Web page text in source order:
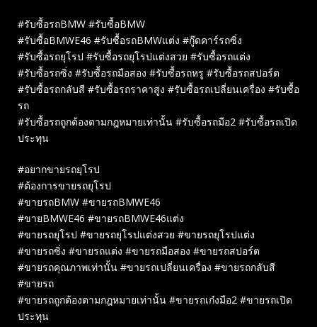
#รับซื้อรถBMW #รับซื้อBMW
#รับซื้อBMWE46 #รับซื้อรถBMWแต่ง #กู๊ดคาร์รถซิ่ง
#รับซื้อรถยุโรป #รับซื้อรถยุโรปแต่งสวย #รับซื้อรถแต่ง
#รับซื้อรถซิ่ง #รับซื้อรถมือสอง #รับซื้อรถหรู #รับซื้อรถสปอร์ต
#รับซื้อรถกลับสี #รับซื้อรถราคาสูง #รับซื้อรถเปลี่ยนเครื่อง #รับซื้อ
รถ
#รับซื้อรถถูกต้องตามกฎหมายเท่านั้น #รับซื้อรถมือ2 #รับซื้อรถเปิด
ประทุน
#อยากขายรถยุโรป
#ต้องการขายรถยุโรป
#ขายรถBMW #ขายรถBMWE46
#ขายBMWE46 #ขายรถBMWE46แต่ง
#ขายรถยุโรป #ขายรถยุโรปแต่งสวย #ขายรถยุโรปแต่ง
#ขายรถซิ่ง #ขายรถแต่ง #ขายรถมือสอง #ขายรถสปอร์ต
#ขายรถคุณภาพเท่านั้น #ขายรถเปลี่ยนเครื่อง #ขายรถกลับสี
#ขายรถ
#ขายรถถูกต้องตามกฎหมายเท่านั้น #ขายรถเก๋งมือ2 #ขายรถเปิด
ประทุน